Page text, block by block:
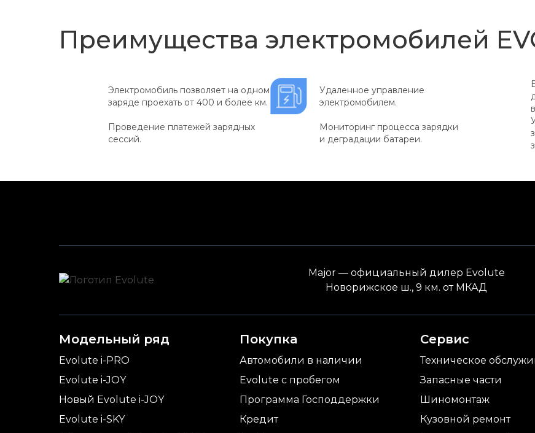
Преимущества электромобилей
Электромобиль позволяет на одном
заряде проехать от 400 и более км.
Удаленное управление
электромобилем.
Проведение платежей зарядных
сессий.
Мониторинг процесса зарядки
и деградации батареи.
Major — официальный дилер Evolute
Новорижское ш., 9 км. от МКАД
Модельный ряд
Evolute i-PRO
Evolute i-JOY
Новый Evolute i-JOY
Evolute i-SKY
Покупка
Автомобили в наличии
Evolute с пробегом
Программа Господдержки
Кредит
Сервис
Техническое
Запасные части
Шиномонтаж
Кузовной ремонт